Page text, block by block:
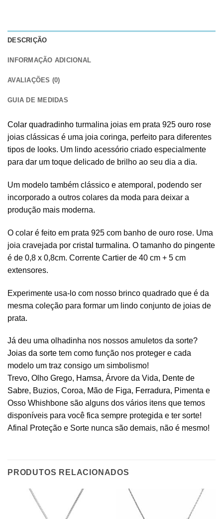
DESCRIÇÃO
INFORMAÇÃO ADICIONAL
AVALIAÇÕES (0)
GUIA DE MEDIDAS
Colar quadradinho turmalina joias em prata 925 ouro rose
joias clássicas é uma joia coringa, perfeito para diferentes
tipos de looks. Um lindo acessório criado especialmente
para dar um toque delicado de brilho ao seu dia a dia.
Um modelo também clássico e atemporal, podendo ser
incorporado a outros colares da moda para deixar a
produção mais moderna.
O colar é feito em prata 925 com banho de ouro rose. Uma
joia cravejada por cristal turmalina. O tamanho do pingente
é de 0,8 x 0,8cm. Corrente Cartier de 40 cm + 5 cm
extensores.
Experimente usa-lo com nosso brinco quadrado que é da
mesma coleção para formar um lindo conjunto de joias de
prata.
Já deu uma olhadinha nos nossos amuletos da sorte?
Joias da sorte tem como função nos proteger e cada
modelo um traz consigo um simbolismo!
Trevo, Olho Grego, Hamsa, Árvore da Vida, Dente de
Sabre, Buzios, Coroa, Mão de Figa, Ferradura, Pimenta e
Osso Whishbone são alguns dos vários itens que temos
disponíveis para você fica sempre protegida e ter sorte!
Afinal Proteção e Sorte nunca são demais, não é mesmo!
PRODUTOS RELACIONADOS